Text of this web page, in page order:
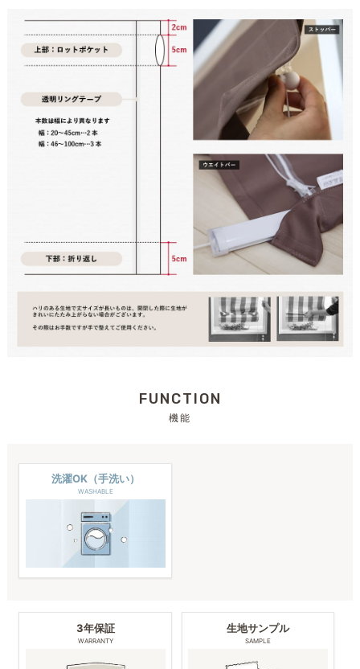
FUNCTION
機能
洗濯OK（手洗い）
WASHABLE
3年保証
WARRANTY
生地サンプル
SAMPLE